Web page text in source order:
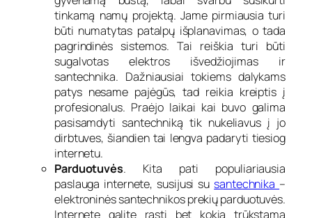
tinkamą namų projektą. Jame pirmiausia turi
būti numatytas patalpų išplanavimas, o tada
pagrindinės sistemos. Tai reiškia turi būti
sugalvotas elektros išvedžiojimas ir
santechnika. Dažniausiai tokiems dalykams
patys nesame pajėgūs, tad reikia kreiptis į
profesionalus. Praėjo laikai kai buvo galima
pasisamdyti santechniką tik nukeliavus į jo
dirbtuves, šiandien tai lengva padaryti tiesiog
internetu.
Parduotuvės. Kita pati populiariausia
paslauga internete, susijusi su santechnika –
elektroninės santechnikos prekių parduotuvės.
Internete galite rasti bet kokią trūkstamą